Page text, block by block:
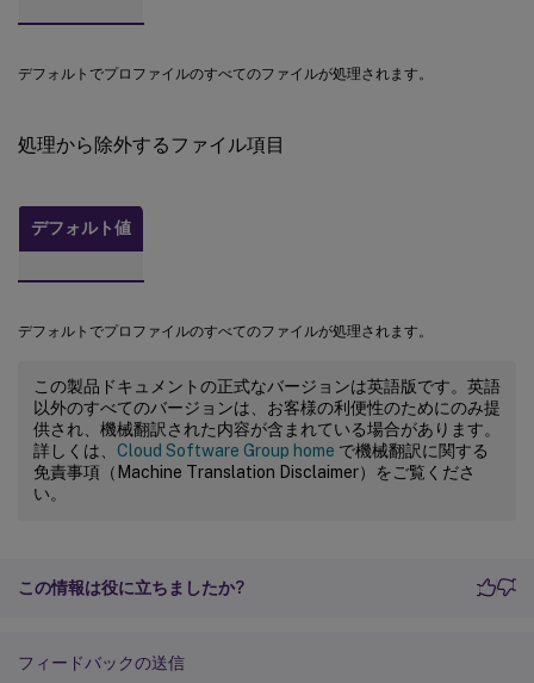
デフォルトでプロファイルのすべてのファイルが処理されます。
処理から除外するファイル項目
デフォルト値
デフォルトでプロファイルのすべてのファイルが処理されます。
この製品ドキュメントの正式なバージョンは英語版です。英語
以外のすべてのバージョンは、お客様の利便性のためにのみ提
供され、機械翻訳された内容が含まれている場合があります。
詳しくは、 Cloud Software Group home で機械翻訳に関する
免責事項（Machine Translation Disclaimer）をご覧くださ
い。
この情報は役に立ちましたか?
フィードバックの送信